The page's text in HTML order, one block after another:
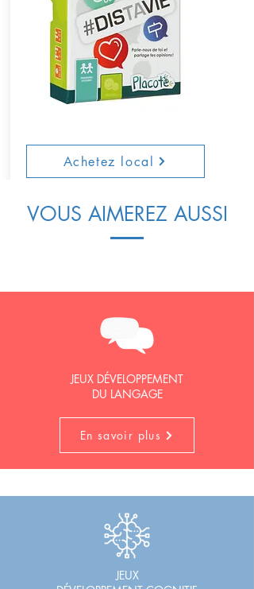
Achetez local
VOUS AIMEREZ AUSSI
JEUX DÉVELOPPEMENT
DU LANGAGE
En savoir plus
JEUX